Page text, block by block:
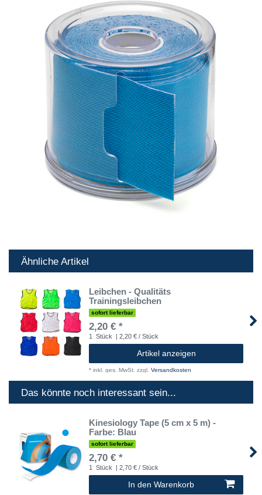
Ähnliche Artikel
Leibchen - Qualitäts
Trainingsleibchen
sofort lieferbar
2,20 € *
1 Stück | 2,20 € / Stück
Artikel anzeigen
* inkl. ges. MwSt. zzgl. Versandkosten
Das könnte noch interessant sein...
Kinesiology Tape (5 cm x 5 m) -
Farbe: Blau
sofort lieferbar
2,70 € *
1 Stück | 2,70 € / Stück
In den Warenkorb